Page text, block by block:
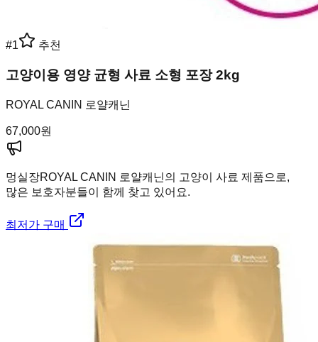
#1 추천
고양이용 영양 균형 사료 소형 포장 2kg
ROYAL CANIN 로얄캐닌
67,000원
멍실장ROYAL CANIN 로얄캐닌의 고양이 사료 제품으로,
많은 보호자분들이 함께 찾고 있어요.
최저가 구매